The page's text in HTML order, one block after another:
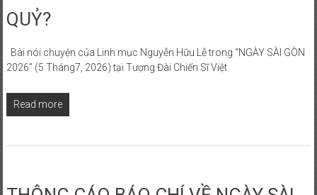
QUỶ?
Bài nói chuyện của Linh mục Nguyễn Hữu Lễ trong “NGÀY SÀI GÒN
2026’’ (5 Tháng7, 2026) tại Tượng Đài Chiến Sĩ Việt
Read more